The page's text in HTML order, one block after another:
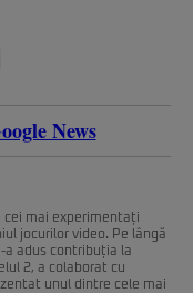
News
cei mai experimentați
jocurilor video. Pe lângă
a adus contribuția la
2, a colaborat cu
unul dintre cele mai